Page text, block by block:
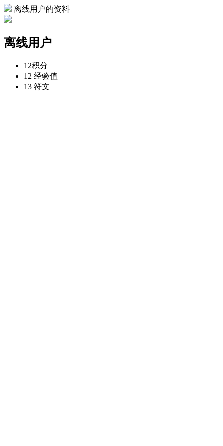
离线用户的资料
离线用户
12积分
12 经验值
13 符文